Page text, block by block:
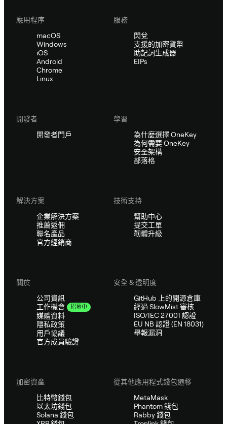
應用程序
macOS
Windows
iOS
Android
Chrome
Linux
服務
閃兌
支援的加密貨幣
助記詞生成器
EIPs
開發者
開發者門戶
學習
為什麼選擇 OneKey
為何需要 OneKey
安全架構
部落格
解決方案
企業解決方案
推薦返佣
聯名產品
官方經銷商
技術支持
幫助中心
提交工單
韌體升級
關於
公司資訊
工作機會
招募中
媒體資料
隱私政策
用戶協議
官方成員驗證
安全 & 透明度
GitHub 上的開源倉庫
經過 SlowMist 審核
ISO/IEC 27001 認證
EU NB 認證 (EN 18031)
舉報漏洞
加密資產
比特幣錢包
以太坊錢包
Solana 錢包
從其他應用程式錢包遷移
MetaMask
Phantom 錢包
Rabby 錢包